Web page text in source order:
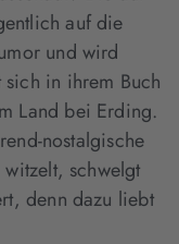
auf die
und wird
in ihrem Buch
Land bei Erding.
nostalgische
schwelgt
denn dazu liebt